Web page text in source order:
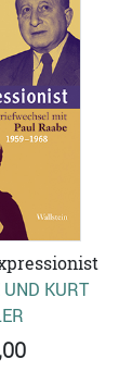
UND KURT